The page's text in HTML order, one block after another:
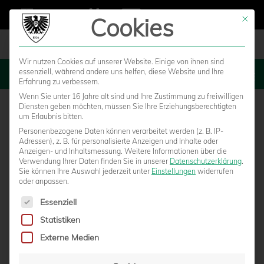
MENU
U23 WAHRT MINIMALCHANCE – U15
Mit
Cookies
Wir nutzen Cookies auf unserer Website. Einige von ihnen sind
essenziell, während andere uns helfen, diese Website und Ihre
Erfahrung zu verbessern.
Wenn Sie unter 16 Jahre alt sind und Ihre Zustimmung zu freiwilligen
Diensten geben möchten, müssen Sie Ihre Erziehungsberechtigten
um Erlaubnis bitten.
Personenbezogene Daten können verarbeitet werden (z. B. IP-
Adressen), z. B. für personalisierte Anzeigen und Inhalte oder
Anzeigen- und Inhaltsmessung. Weitere Informationen über die
Verwendung Ihrer Daten finden Sie in unserer Datenschutzerklärung.
Sie können Ihre Auswahl jederzeit unter Einstellungen widerrufen
oder anpassen.
Es folgt eine Liste der Service-Gruppen, für die eine
Essenziell
Statistiken
Externe Medien